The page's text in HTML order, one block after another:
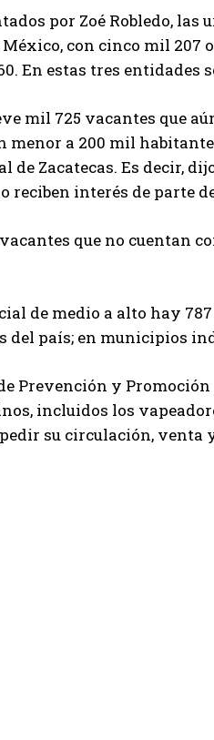
por Zoé Robledo,
con cinco mil 207
En estas tres
mil 725 vacantes que
a 200 mil
Zacatecas. Es decir,
reciben interés de parte
que no cuentan
de medio a alto hay
del país; en municipios
Prevención y
incluidos los
su circulación, venta